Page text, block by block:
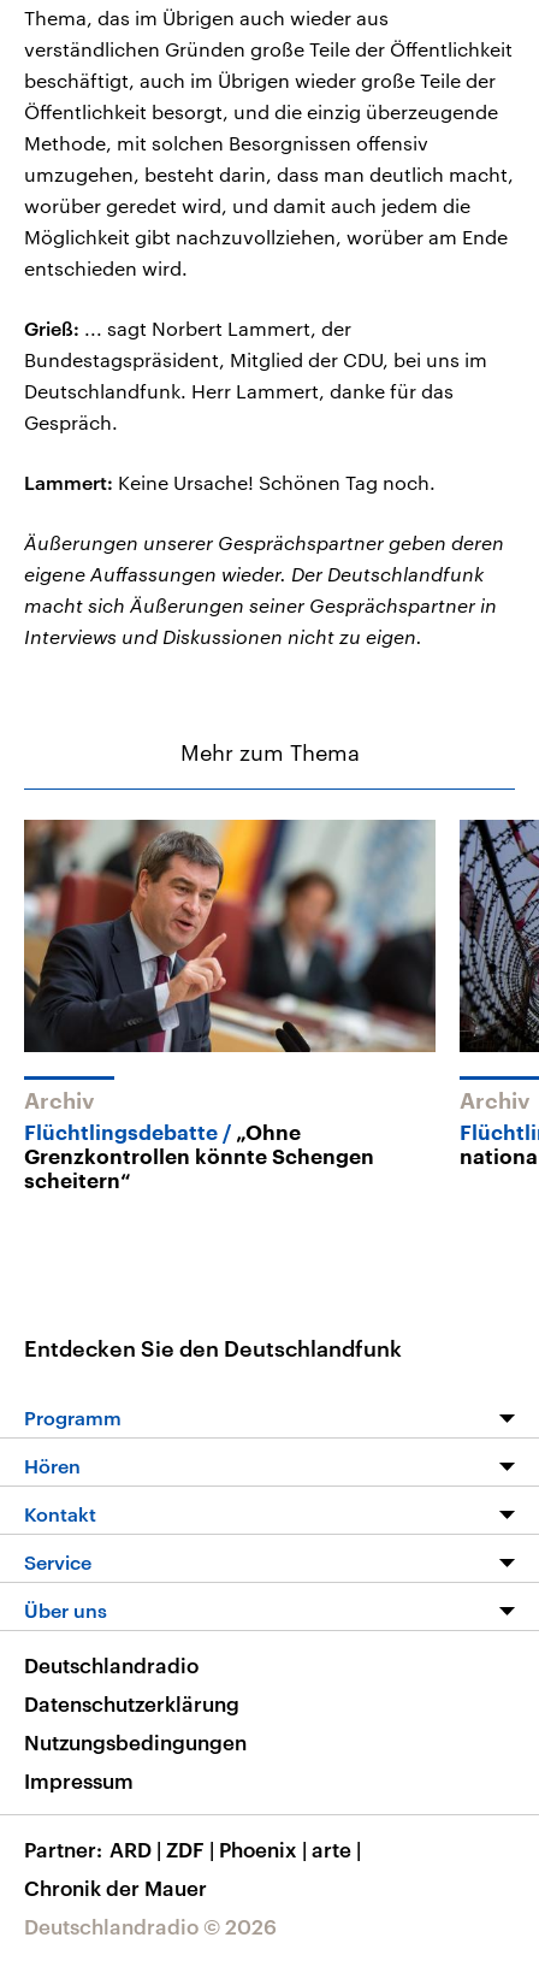
Thema, das im Übrigen auch wieder aus
verständlichen Gründen große Teile der Öffentlichkeit
beschäftigt, auch im Übrigen wieder große Teile der
Öffentlichkeit besorgt, und die einzig überzeugende
Methode, mit solchen Besorgnissen offensiv
umzugehen, besteht darin, dass man deutlich macht,
worüber geredet wird, und damit auch jedem die
Möglichkeit gibt nachzuvollziehen, worüber am Ende
entschieden wird.
Grieß: ... sagt Norbert Lammert, der
Bundestagspräsident, Mitglied der CDU, bei uns im
Deutschlandfunk. Herr Lammert, danke für das
Gespräch.
Lammert: Keine Ursache! Schönen Tag noch.
Äußerungen unserer Gesprächspartner geben deren
eigene Auffassungen wieder. Der Deutschlandfunk
macht sich Äußerungen seiner Gesprächspartner in
Interviews und Diskussionen nicht zu eigen.
Mehr zum Thema
Archiv
Flüchtlingsdebatte
„Ohne
Grenzkontrollen könnte Schengen
scheitern“
Archiv
Entdecken Sie den Deutschlandfunk
Programm
Programm
Die Nachrichten
Nachrichtenleicht
Neue Beiträge auf dlf.de
Hören
Livestream
Podcasts
Deutschlandfunk App
Nachrichten App
Frequenzen
Kontakt
Hörerservice
Service
FAQ
Veranstaltungen
Musikliste
RSS
Über uns
Barrierefreiheit
Deutschlandradio © 2026
Deutschlandradio
Datenschutzerklärung
Nutzungsbedingungen
Impressum
Partner ARD | ZDF | Phoenix | arte |
Chronik der Mauer